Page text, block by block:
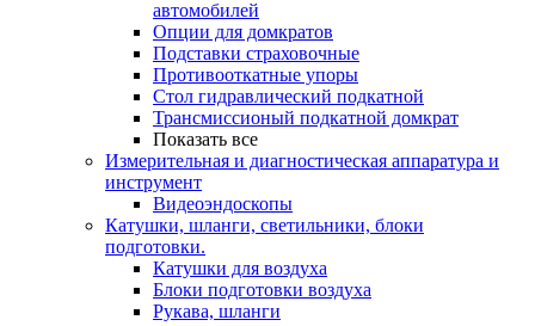
автомобилей
Опции для домкратов
Подставки страховочные
Противооткатные упоры
Стол гидравлический подкатной
Трансмиссионый подкатной домкрат
Показать все
Измерительная и диагностическая аппаратура и
инструмент
Видеоэндоскопы
Катушки, шланги, светильники, блоки
подготовки.
Катушки для воздуха
Блоки подготовки воздуха
Рукава, шланги